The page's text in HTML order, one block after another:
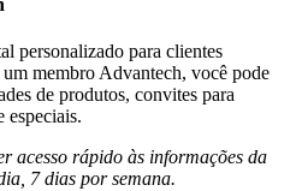
personalizado para clientes
membro Advantech, você pode
de produtos, convites para
especiais.
acesso rápido às informações da
7 dias por semana.